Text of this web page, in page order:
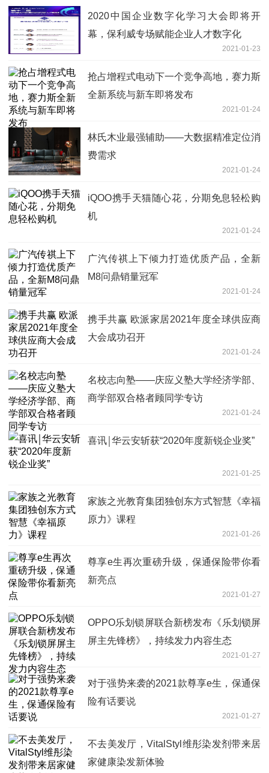
2020中国企业数字化学习大会即将开
幕，保利威专场赋能企业人才数字化
2021-01-23
抢占增程式电动下一个竞争高地，赛力斯
全新系统与新车即将发布
2021-01-24
林氏木业最强辅助——大数据精准定位消
费需求
2021-01-24
iQOO携手天猫随心花，分期免息轻松购
机
2021-01-24
广汽传祺上下倾力打造优质产品，全新
M8问鼎销量冠军
2021-01-24
携手共赢 欧派家居2021年度全球供应商
大会成功召开
2021-01-24
名校志向塾——庆应义塾大学经济学部、
商学部双合格者顾同学专访
2021-01-24
喜讯￨华云安斩获“2020年度新锐企业奖”
2021-01-25
家族之光教育集团独创东方式智慧《幸福
原力》课程
2021-01-26
尊享e生再次重磅升级，保通保险带你看
新亮点
2021-01-27
OPPO乐划锁屏联合新榜发布《乐划锁屏
屏主先锋榜》，持续发力内容生态
2021-01-27
对于强势来袭的2021款尊享e生，保通保
险有话要说
2021-01-27
不去美发厅，VitalStyl维彤染发剂带来居
家健康染发新体验